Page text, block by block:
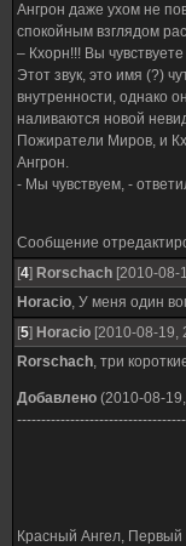
Ангрон даже ухом не
спокойным взглядом
– Кхорн!!! Вы
Этот звук, это имя (?)
внутренности, однако
наливаются новой
Пожиратели Миров, и
Ангрон.
- Мы чувствуем, -
Сообщение
[4] Rorschach [2010-08-
Horacio, У меня один
[5] Horacio [2010-08-19,
Rorschach, три
Добавлено (2010-08-
Красный Ангел,